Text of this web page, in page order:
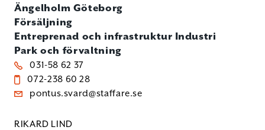
Ängelholm Göteborg
Försäljning
Entreprenad och infrastruktur Industri
Park och förvaltning
031-58 62 37
072-238 60 28
pontus.svard@staffare.se
RIKARD LIND